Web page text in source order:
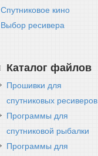
Спутниковое кино
Выбор ресивера
Каталог файлов
Прошивки для
спутниковых ресиверов
Программы для
спутниковой рыбалки
Программы для